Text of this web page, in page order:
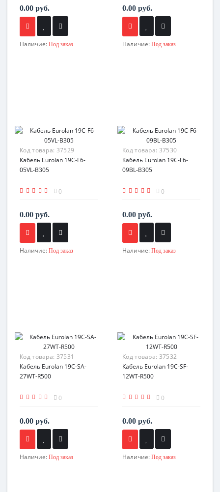
0.00 руб.
Наличие: Под заказ
0.00 руб.
Наличие: Под заказ
Код товара: 37529
Кабель Eurolan 19C-F6-
05VL-B305
0
0.00 руб.
Наличие: Под заказ
Код товара: 37530
Кабель Eurolan 19C-F6-
09BL-B305
0
0.00 руб.
Наличие: Под заказ
Код товара: 37531
Кабель Eurolan 19C-SA-
27WT-R500
0
0.00 руб.
Наличие: Под заказ
Код товара: 37532
Кабель Eurolan 19C-SF-
12WT-R500
0
0.00 руб.
Наличие: Под заказ